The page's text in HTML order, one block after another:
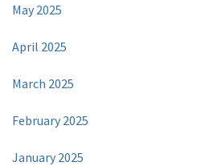
May 2025
April 2025
March 2025
February 2025
January 2025